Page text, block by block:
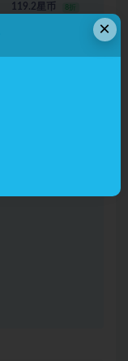
119.2星币 8折
×